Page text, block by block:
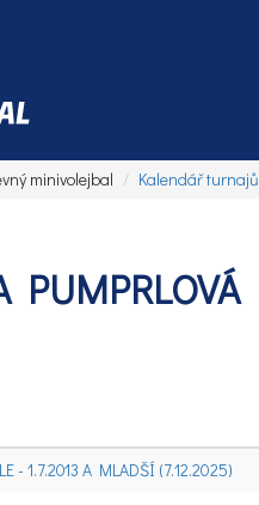
minivolejbal Kalendář turnajů
PUMPRLOVÁ
- 1.7.2013 A MLADŠÍ (7.12.2025)